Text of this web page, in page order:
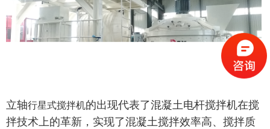
立轴行星式搅拌机的出现代表了混凝土电杆搅拌机在搅
拌技术上的革新，实现了混凝土搅拌效率高、搅拌质